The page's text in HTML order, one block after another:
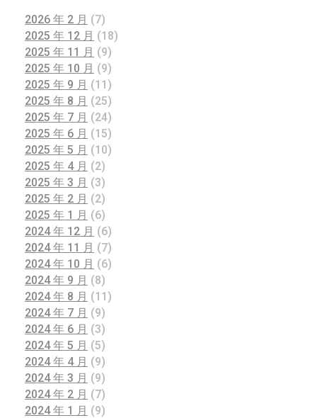
2026 年 2 月 (7)
2025 年 12 月 (18)
2025 年 11 月 (9)
2025 年 10 月 (9)
2025 年 9 月 (11)
2025 年 8 月 (25)
2025 年 7 月 (24)
2025 年 6 月 (15)
2025 年 5 月 (10)
2025 年 4 月 (2)
2025 年 3 月 (3)
2025 年 2 月 (2)
2025 年 1 月 (6)
2024 年 12 月 (6)
2024 年 11 月 (7)
2024 年 10 月 (6)
2024 年 9 月 (8)
2024 年 8 月 (11)
2024 年 7 月 (9)
2024 年 6 月 (3)
2024 年 5 月 (5)
2024 年 4 月 (9)
2024 年 3 月 (9)
2024 年 2 月 (7)
2024 年 1 月 (9)